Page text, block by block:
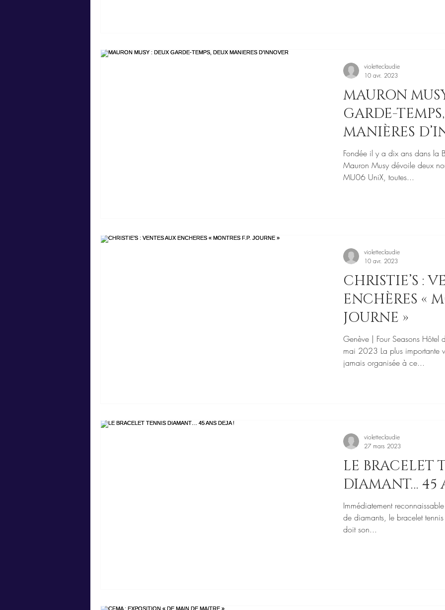
MAURON
GARDE-
MANIÈRES
Fondée il y a dix ans dans la
Mauron Musy dévoile deux
MU06 UniX, toutes...
violetteclaudie
10 avr. 2023
CHRISTIE’S :
ENCHÈRES «
JOURNE »
Genève | Four Seasons Hôtel
mai 2023 La plus importante
jamais organisée à ce...
violetteclaudie
10 avr. 2023
LE BRACELET
DIAMANT… 45
Immédiatement
de diamants, le bracelet
doit son...
violetteclaudie
27 mars 2023